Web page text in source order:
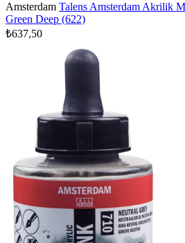
Amsterdam Talens Amsterdam Akrilik
Green Deep (622)
₺637,50